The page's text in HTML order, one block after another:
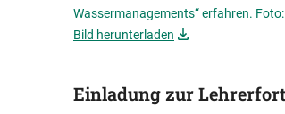
Wassermanagements“ erfahren.
Bild herunterladen
Einladung zur